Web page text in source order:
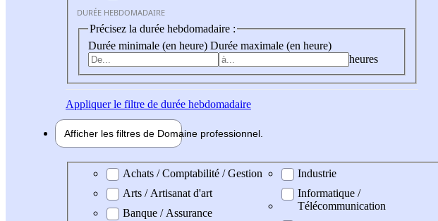
DURÉE HEBDOMADAIRE
Précisez la durée hebdomadaire :
Durée minimale (en heure) Durée maximale (en heure)
heures
Appliquerle filtre de durée hebdomadaire
Afficher les filtres de Domaine professionnel
Domaine professionel
Achats / Comptabilité / Gestion
Arts / Artisanat d'art
Banque / Assurance
Industrie
Informatique /
Télécommunication